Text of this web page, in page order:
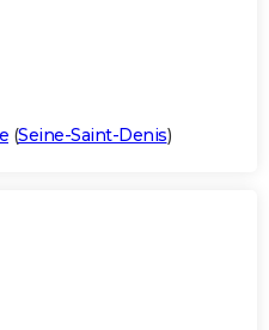
(Seine-Saint-Denis)